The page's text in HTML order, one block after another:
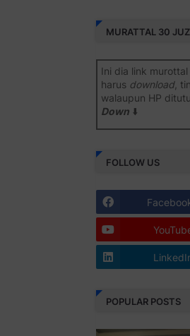
MURATTAL 30
Ini dia link
harus download,
walaupun HP
Down⬇️
Juz 1 ⇨http://j.mp/
Juz 2 ⇨http://
Juz 3 ⇨http://
Juz 4 ⇨http://
Juz 5 ⇨http://
Juz 6 ⇨http://
Juz 7 ⇨http://
FOLLOW US
POPULAR POSTS